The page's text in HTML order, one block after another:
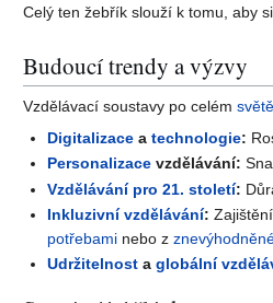
Celý ten žebřík slouží k tomu, aby
Budoucí trendy a výzvy
Vzdělávací soustavy po celém světě
Digitalizace atechnologie:
Personalizace vzdělávání:
Vzdělávání pro 21. století:
Inkluzivní vzdělávání: Zajištění
potřebami nebo z
Udržitelnost aglobální